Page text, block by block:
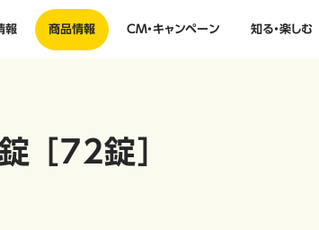
報 商品情報 CM・キャンペーン 知る・楽しむ
［72錠］